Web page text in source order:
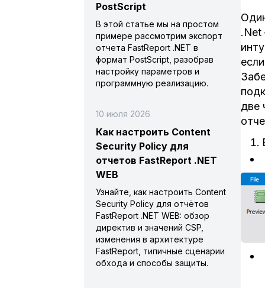
.Net
две
PostScript
В этой статье мы на простом
примере рассмотрим экспорт
отчета FastReport .NET в
формат PostScript, разобрав
настройку параметров и
программную реализацию.
10 июля 2026
Как настроить Content
Security Policy для
отчетов FastReport .NET
WEB
Узнайте, как настроить Content
Security Policy для отчётов
FastReport .NET WEB: обзор
директив и значений CSP,
изменения в архитектуре
FastReport, типичные сценарии
обхода и способы защиты.